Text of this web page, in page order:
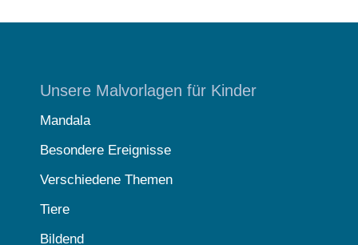
Unsere Malvorlagen für Kinder
Mandala
Besondere Ereignisse
Verschiedene Themen
Tiere
Bildend